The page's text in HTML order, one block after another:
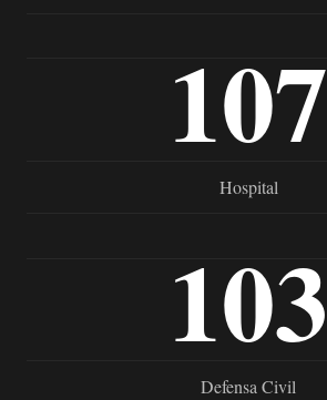
107
Hospital
103
Defensa Civil